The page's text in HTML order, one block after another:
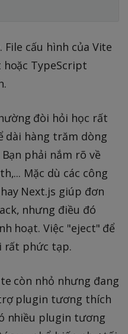
cấu hình của Vite
hoặc TypeScript
đòi hỏi học rất
dài hàng trăm dòng
phải nắm rõ về
Mặc dù các công
Next.js giúp đơn
nhưng điều đó
hoạt. Việc "eject" để
rất phức tạp.
còn nhỏ nhưng đang
plugin tương thích
nhiều plugin tương